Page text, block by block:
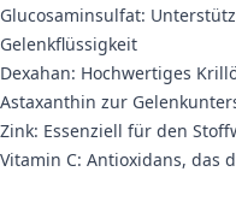
Glucosaminsulfat:
Gelenkflüssigkeit
Dexahan: Hochwertiges
Astaxanthin zur
Zink: Essenziell für den
Vitamin C: Antioxidans, das